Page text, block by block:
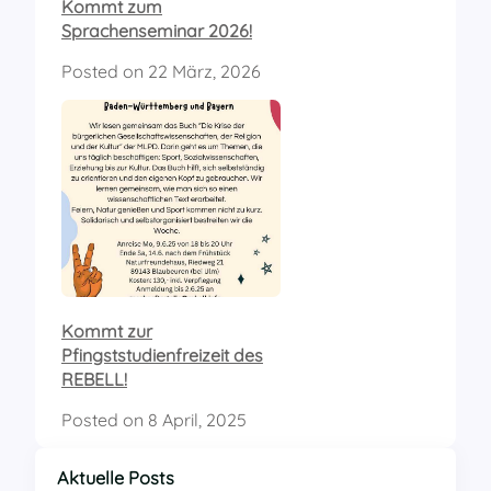
Kommt zum
Sprachenseminar 2026!
Posted on 22 März, 2026
Kommt zur
Pfingststudienfreizeit des
REBELL!
Posted on 8 April, 2025
Aktuelle Posts